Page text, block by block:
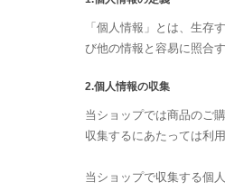
「個人情報」とは、生存
び他の情報と容易に照合
2.個人情報の収集
当ショップでは商品のご
収集するにあたっては利
当ショップで収集する個